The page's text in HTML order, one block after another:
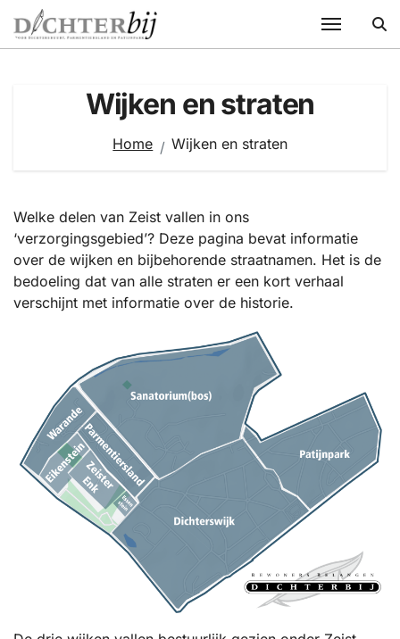
naar
de
Wijken en straten
Home Wijken en straten
Welke delen van Zeist vallen in ons
‘verzorgingsgebied’? Deze pagina bevat informatie
over de wijken en bijbehorende straatnamen. Het is de
bedoeling dat van alle straten er een kort verhaal
verschijnt met informatie over de historie.